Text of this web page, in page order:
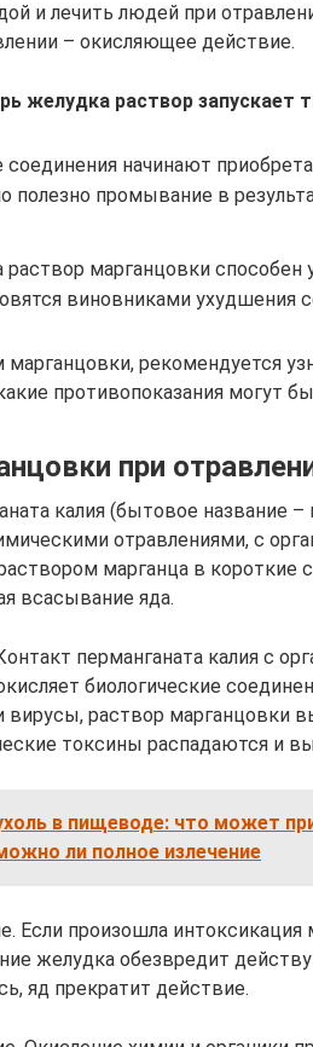
и лечить людей при
– окисляющее действие.
желудка раствор запускает
соединения начинают
полезно промывание в
раствор марганцовки способен
виновниками ухудшения
рекомендуется
противопоказания могут
при
калия (бытовое название
отравлениями, с
марганца в короткие
всасывание яда.
перманганата калия с
биологические
вирусы, раствор марганцовки
токсины распадаются и
в пищеводе: что может
ли полное излечение
Если произошла
желудка обезвредит
яд прекратит действие.